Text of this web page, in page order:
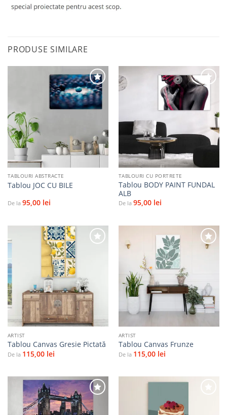
PRODUSE SIMILARE
Adaugă
TABLOURI ABSTRACTE
Tablou JOC CU BILE
De la 95,00 lei
Adaugă
TABLOURI CU PORTRETE
Tablou BODY PAINT FUNDAL
ALB
De la 95,00 lei
favorite
ARTIST
Tablou Canvas Gresie Pictată
De la 115,00 lei
favorite
ARTIST
Tablou Canvas Frunze
De la 115,00 lei